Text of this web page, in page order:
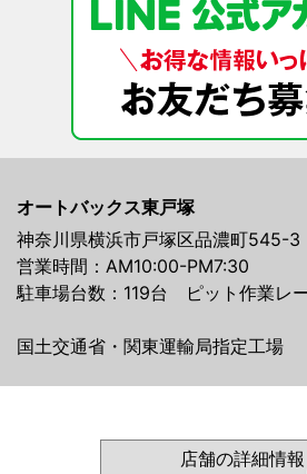
オートバックス東戸塚
神奈川県横浜市戸塚区品濃町545-3
営業時間：AM10:00-PM7:30
駐車場台数：119台 ピット作業レ
国土交通省・関東運輸局指定工場
店舗の詳細情報